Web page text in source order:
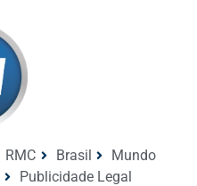
RMC Brasil
Mundo
Publicidade Legal